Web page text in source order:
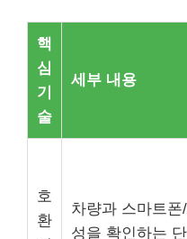
핵
심
기
술
세부 내용
호
환
차량과 스마트
성을 확인하는